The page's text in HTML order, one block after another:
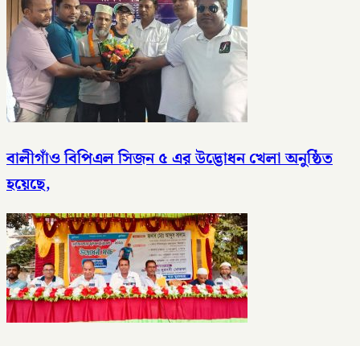
বালীগাঁও বিপিএল সিজন ৫ এর উদ্ভোধন খেলা অনুষ্ঠিত
হয়েছে,